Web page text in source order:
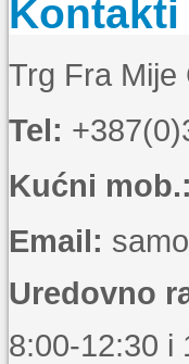
Trg Fra Mije
Tel:
Kućni mob.:
Email:
Uredovno
8:00-12:30 i